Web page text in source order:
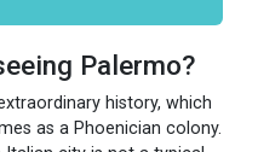
Palermo?
history, which
as a Phoenician colony.